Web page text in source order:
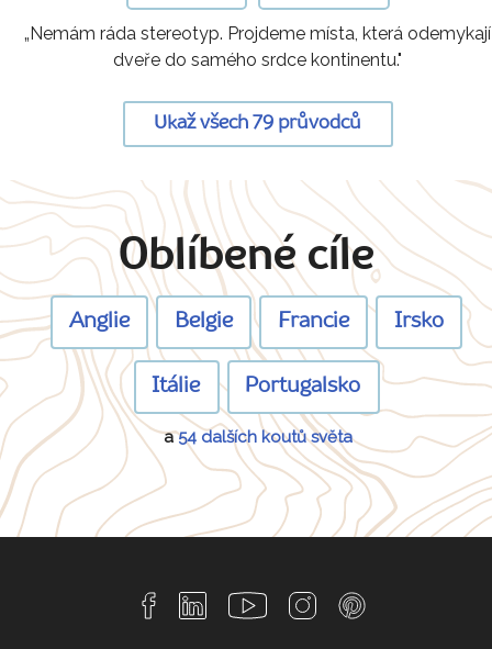
„Nemám ráda stereotyp. Projdeme místa, která odemykají
dveře do samého srdce kontinentu."
Ukaž všech 79 průvodců
Oblíbené cíle
Anglie Belgie Francie Irsko
Itálie Portugalsko
a54 dalších koutů světa